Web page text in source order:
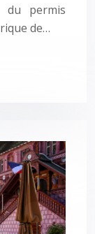
du permis
de…